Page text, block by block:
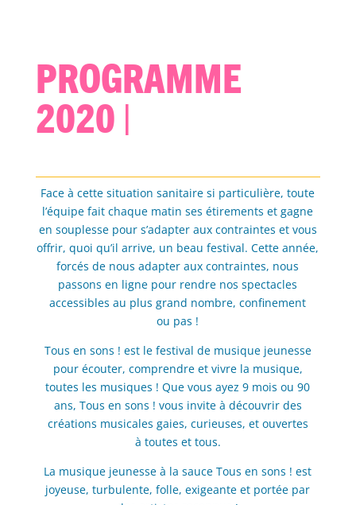
PROGRAMME
2020 |
Face à cette situation sanitaire si particulière, toute
l’équipe fait chaque matin ses étirements et gagne
en souplesse pour s’adapter aux contraintes et vous
offrir, quoi qu’il arrive, un beau festival. Cette année,
forcés de nous adapter aux contraintes, nous
passons en ligne pour rendre nos spectacles
accessibles au plus grand nombre, confinement
ou pas !
Tous en sons ! est le festival de musique jeunesse
pour écouter, comprendre et vivre la musique,
toutes les musiques ! Que vous ayez 9 mois ou 90
ans, Tous en sons ! vous invite à découvrir des
créations musicales gaies, curieuses, et ouvertes
à toutes et tous.
La musique jeunesse à la sauce Tous en sons ! est
joyeuse, turbulente, folle, exigeante et portée par